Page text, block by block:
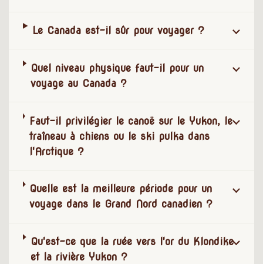
Le Canada est-il sûr pour voyager ?
Quel niveau physique faut-il pour un
voyage au Canada ?
Faut-il privilégier le canoë sur le Yukon, le
traîneau à chiens ou le ski pulka dans
l'Arctique ?
Quelle est la meilleure période pour un
voyage dans le Grand Nord canadien ?
Qu'est-ce que la ruée vers l'or du Klondike
et la rivière Yukon ?